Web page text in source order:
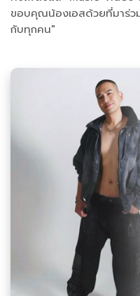
ขอบคุณน้องเอสด้วยที่มาร่ว
กับทุกคน"